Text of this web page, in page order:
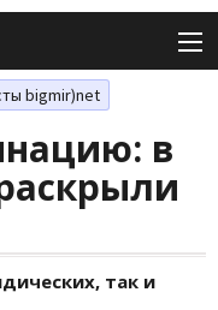
bigmir)net
в
так и